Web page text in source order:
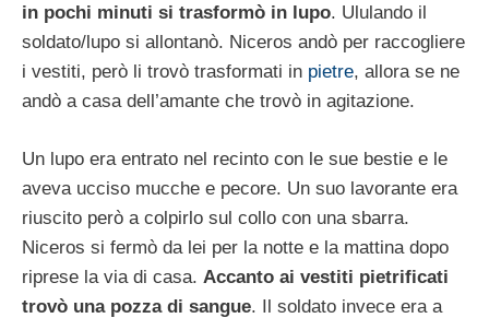
in pochi minuti si trasformò in lupo. Ululando il
soldato/lupo si allontanò. Niceros andò per raccogliere
i vestiti, però li trovò trasformati in pietre, allora se ne
andò a casa dell’amante che trovò in agitazione.
Un lupo era entrato nel recinto con le sue bestie e le
aveva ucciso mucche e pecore. Un suo lavorante era
riuscito però a colpirlo sul collo con una sbarra.
Niceros si fermò da lei per la notte e la mattina dopo
riprese la via di casa. Accanto ai vestiti pietrificati
trovò una pozza di sangue. Il soldato invece era a